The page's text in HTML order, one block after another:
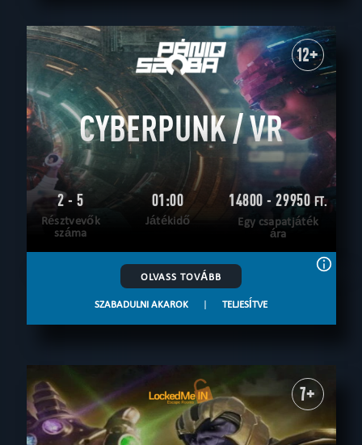
12+
CYBERPUNK / VR
2 - 5
Résztvevők
száma
01:00
Játékidő
14800 - 29950FT.
Egy csapatjáték
ára
OLVASS TOVÁBB
SZABADULNI AKAROK | TELJESÍTVE
7+